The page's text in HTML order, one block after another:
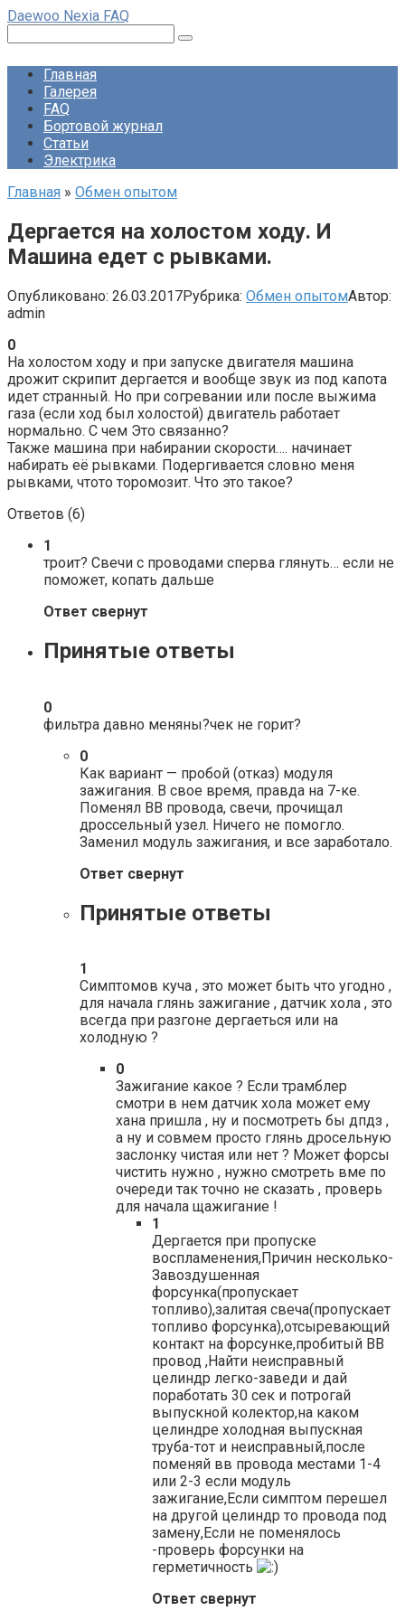
Перейти
контенту
Daewoo Nexia FAQ
Главная
Галерея
FAQ
Бортовой журнал
Статьи
Электрика
Главная » Обмен опытом
Дергается на холостом ходу. И
Машина едет с рывками.
Опубликовано: 26.03.2017Рубрика: Обмен опытомАвтор:
admin
0
На холостом ходу и при запуске двигателя машина
дрожит скрипит дергается и вообще звук из под капота
идет странный. Но при согревании или после выжима
газа (если ход был холостой) двигатель работает
нормально. С чем Это связанно?
Также машина при набирании скорости…. начинает
набирать её рывками. Подергивается словно меня
рывками, чтото торомозит. Что это такое?
Ответов (6)
1
троит? Свечи с проводами сперва глянуть… если не
поможет, копать дальше
Ответ свернут
Принятые ответы
0
фильтра давно меняны?чек не горит?
0
Как вариант — пробой (отказ) модуля
зажигания. В свое время, правда на 7-ке.
Поменял ВВ провода, свечи, прочищал
дроссельный узел. Ничего не помогло.
Заменил модуль зажигания, и все заработало.
Ответ свернут
Принятые ответы
1
Симптомов куча , это может быть что угодно ,
для начала глянь зажигание , датчик хола , это
всегда при разгоне дергаеться или на
холодную ?
0
Зажигание какое ? Если трамблер
смотри в нем датчик хола может ему
хана пришла , ну и посмотреть бы дпдз ,
а ну и совмем просто глянь дросельную
заслонку чистая или нет ? Может форсы
чистить нужно , нужно смотреть вме по
очереди так точно не сказать , проверь
для начала щажигание !
1
Дергается при пропуске
воспламенения,Причин несколько-
Завоздушенная
форсунка(пропускает
топливо),залитая свеча(пропускает
топливо форсунка),отсыревающий
контакт на форсунке,пробитый ВВ
провод ,Найти неисправный
целиндр легко-заведи и дай
поработать 30 сек и потрогай
выпускной колектор,на каком
целиндре холодная выпускная
труба-тот и неисправный,после
поменяй вв провода местами 1-4
или 2-3 если модуль
зажигание,Если симптом перешел
на другой целиндр то провода под
замену,Если не поменялось
-проверь форсунки на
герметичность
Ответ свернут